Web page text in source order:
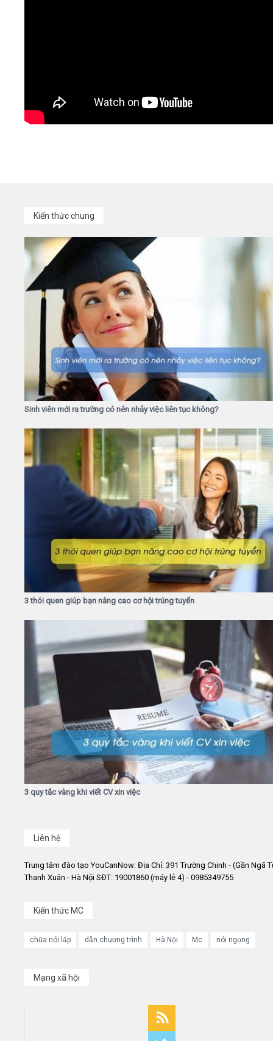
Kiến thức chung
Sinh viên mới ra trường có nên nhảy việc liên tục không?
3 thói quen giúp bạn nâng cao cơ hội trúng tuyển
3 quy tắc vàng khi viết CV xin việc
Liên hệ
Trung tâm đào tạo YouCanNow: Địa Chỉ: 391 Trường Chinh - (Gần Ngã
Thanh Xuân - Hà Nội SĐT: 19001860 (máy lẻ 4) - 0985349755
Kiến thức MC
chữa nói lắp dẫn chương trình Hà Nội Mc nói ngọng
Mạng xã hội